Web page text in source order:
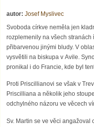
autor:Josef Myslivec
Svoboda církve neměla jen
rozplemenily na všech
přibarvenou jinými bludy. V
vysvětili na biskupa v Avile.
pronikal i do Francie, kde byl
Proti Priscillianovi se však v
Priscilliana a několik jeho
odchylného názoru ve věcech
Sv. Martin se ve věci